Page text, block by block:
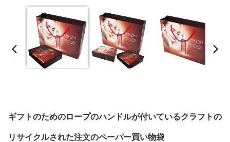
ギフトのためのロープのハンドルが付いているクラフトの
リサイクルされた注文のペーパー買い物袋